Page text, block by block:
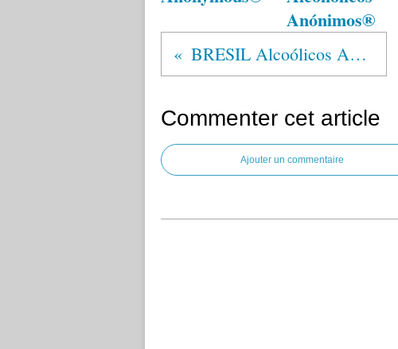
Anónimos®
BRESIL Alcoólicos Anônimos®
Commenter cet article
Ajouter un commentaire